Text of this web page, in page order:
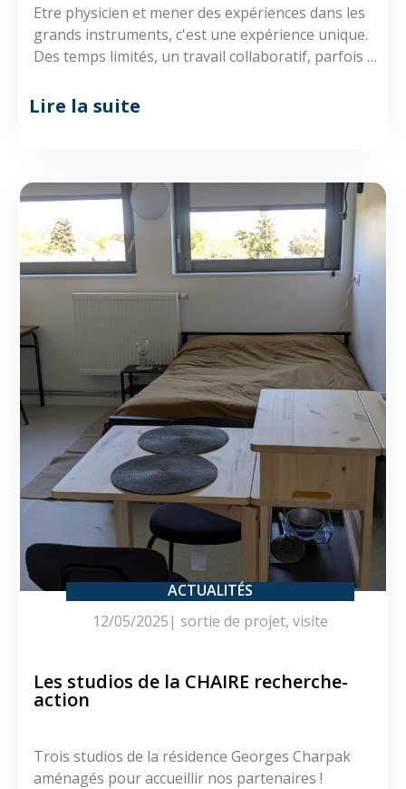
Etre physicien et mener des expériences dans les
grands instruments, c'est une expérience unique.
Des temps limités, un travail collaboratif, parfois de
Lire la suite
ACTUALITÉS
12/05/2025| sortie de projet, visite
Les studios de la CHAIRE recherche-
action
Trois studios de la résidence Georges Charpak
aménagés pour accueillir nos partenaires !